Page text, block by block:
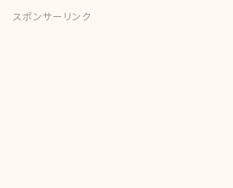
スポンサーリンク